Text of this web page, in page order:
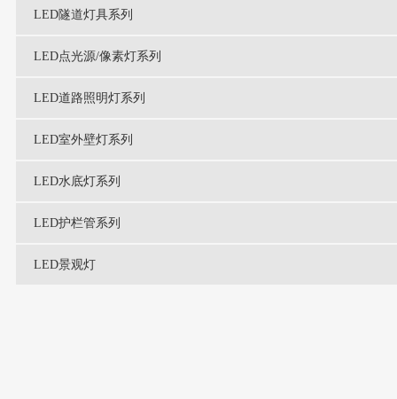
LED隧道灯具系列
LED点光源/像素灯系列
LED道路照明灯系列
LED室外壁灯系列
LED水底灯系列
LED护栏管系列
LED景观灯